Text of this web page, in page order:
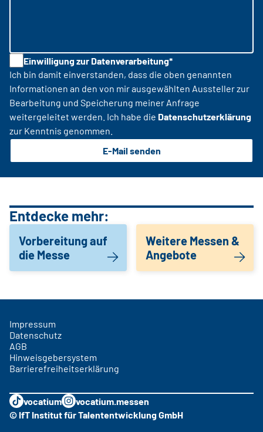
Einwilligung zur Datenverarbeitung*
Ich bin damit einverstanden, dass die oben genannten
Informationen an den von mir ausgewählten Aussteller zur
Bearbeitung und Speicherung meiner Anfrage
weitergeleitet werden. Ich habe die Datenschutzerklärung
zur Kenntnis genommen.
E-Mail senden
Entdecke mehr:
Vorbereitung auf
die Messe
Weitere Messen &
Angebote
Impressum
Datenschutz
AGB
Hinweisgebersystem
Barrierefreiheitserklärung
vocatium
vocatium.messen
© IfT Institut für Talententwicklung GmbH